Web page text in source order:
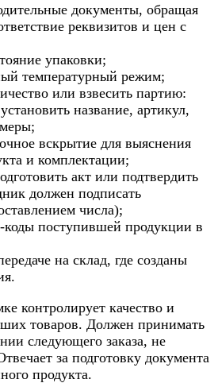
документы, обращая
реквизитов и цен с
упаковки;
температурный режим;
или взвесить партию:
название, артикул,
вскрытие для выяснения
и комплектации;
акт или подтвердить
должен подписать
числа);
коды поступившей продукции в
на склад, где созданы
контролирует качество и
товаров. Должен принимать
следующего заказа, не
за подготовку документа
продукта.